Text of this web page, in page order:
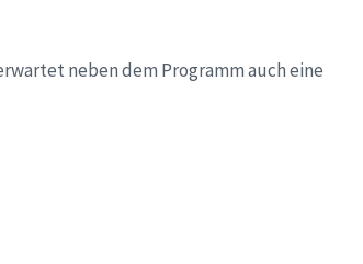
neben dem Programm auch eine